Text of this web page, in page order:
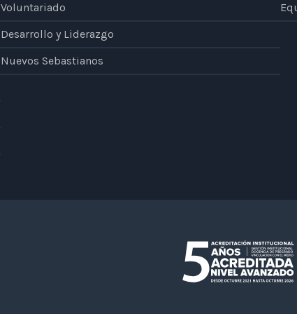
Voluntariado
Desarrollo y Liderazgo
Nuevos Sebastianos